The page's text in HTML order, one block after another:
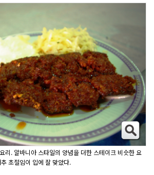
리. 알바니아 스타일의 양념을 더한 스테이크 비슷한 요
초절임이 입에 잘 맞았다.